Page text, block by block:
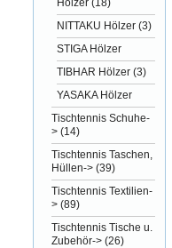
Hölzer (18)
NITTAKU Hölzer (3)
STIGA Hölzer
TIBHAR Hölzer (3)
YASAKA Hölzer
Tischtennis Schuhe-
> (14)
Tischtennis Taschen,
Hüllen-> (39)
Tischtennis Textilien-
> (89)
Tischtennis Tische u.
Zubehör-> (26)